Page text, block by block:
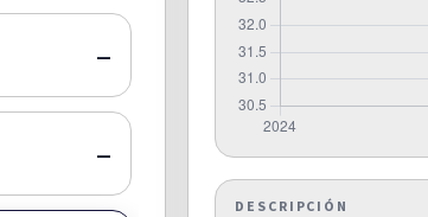
—
—
DESCRIPCIÓN